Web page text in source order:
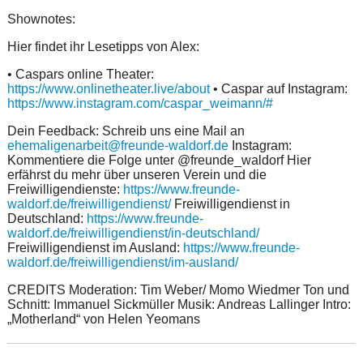
Shownotes:
Hier findet ihr Lesetipps von Alex:
• Caspars online Theater:
https://www.onlinetheater.live/about• Caspar auf Instagram:
https://www.instagram.com/caspar_weimann/#
Dein Feedback: Schreib uns eine Mail an
ehemaligenarbeit@freunde-waldorf.deInstagram:
Kommentiere die Folge unter @freunde_waldorf Hier
erfährst du mehr über unseren Verein und die
Freiwilligendienste: https://www.freunde-
waldorf.de/freiwilligendienst/Freiwilligendienst in
Deutschland: https://www.freunde-
waldorf.de/freiwilligendienst/in-deutschland/
Freiwilligendienst im Ausland: https://www.freunde-
waldorf.de/freiwilligendienst/im-ausland/
CREDITS Moderation: Tim Weber/ Momo Wiedmer Ton und
Schnitt: Immanuel Sickmüller Musik: Andreas Lallinger Intro:
„Motherland“ von Helen Yeomans